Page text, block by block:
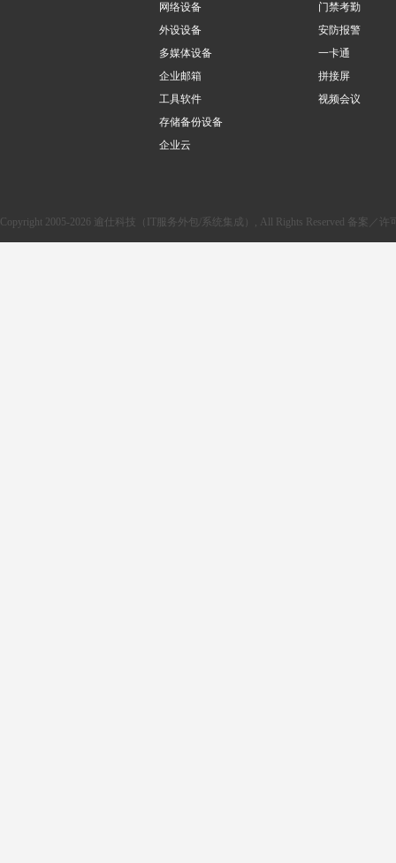
网络设备
外设设备
多媒体设备
企业邮箱
工具软件
存储备份设备
企业云
门禁考勤
安防报警
一卡通
拼接屏
视频会议
Copyright 2005-2026 逾仕科技（IT服务外包/系统集成）, All Rights Reserved 备案／